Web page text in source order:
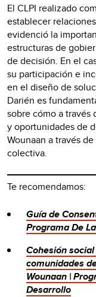
El CLPI realizado
establecer
evidenció la
estructuras de
de decisión. En el
su participación e
en el diseño de
Darién es
sobre cómo a través
y oportunidades de
Wounaan a través
colectiva.
Te recomendamos:
Guía de
Programa De
Cohesión
comunidades
Wounaan |
Desarrollo